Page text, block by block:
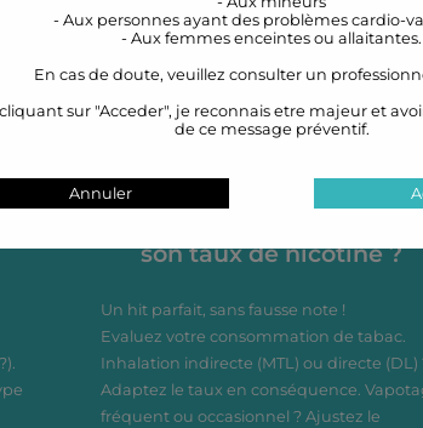
- Aux personnes ayant des problèmes cardio-
- Aux femmes enceintes ou allaitantes.
En cas de doute, veuillez consulter un
sur "Acceder", je reconnais etre majeur et
de ce message préventif.
Annuler
Couleur
intégrée 530
mah
: ce kit est
Ultra signé Vuse
de cigarettes
Équipé
mAh, ce modèle
se recharge
via USB-C que
(chargeur
non inclus).
Couleur
Kit Vuse Pro
son taux de nicotine ?
Un hit parfait, sans fausse note !
Evaluez votre consommation de tabac.
Inhalation indirecte (MTL) ou directe (DL)
Adaptez le taux en conséquence.
fréquent ou occasionnel ? Ajustez le